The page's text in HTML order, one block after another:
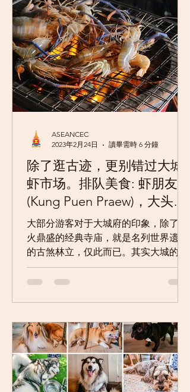
除了逛古迹，更别错过大城
虾市场。排队美食: 虾朋友
(Kung Puen Praew)，大头虾
代客料理，现捞现煮超值推
荐
大部分游客对于大城府的印象，除了香
火鼎盛的经典寺庙，就是名列世界遗产
的古煞林立，仅此而已。其实大城的魅
力，还有大头虾！虾！虾！泰国中部最
大虾市场就在大城，其周围海鲜餐厅，
的虾市场...
ASEANCEC
2023年2月24日
讀畢需時 6 分鐘